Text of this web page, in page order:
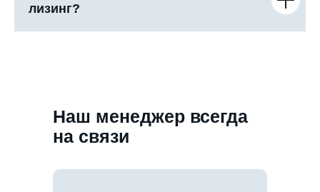
лизинг?
Наш менеджер всегда
на связи